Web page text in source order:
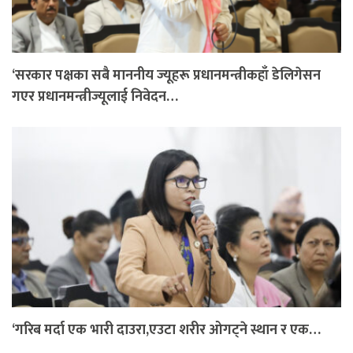
‘सरकार पक्षका सबै माननीय ज्यूहरू प्रधानमन्त्रीकहाँ डेलिगेसन
गएर प्रधानमन्त्रीज्यूलाई निवेदन…
‘गरिब मर्दा एक भारी दाउरा,एउटा शरीर ओगट्ने स्थान र एक…